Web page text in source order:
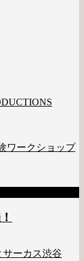
ワークショップ
サーカス渋谷